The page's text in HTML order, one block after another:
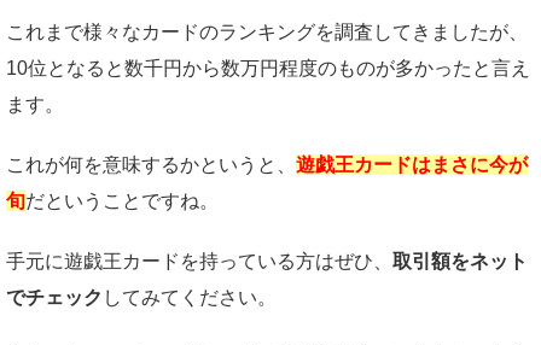
これまで様々なカードのランキングを調査してきましたが、
10位となると数千円から数万円程度のものが多かったと言え
ます。
これが何を意味するかというと、 遊戯王カードはまさに今が
旬だということですね。
手元に遊戯王カードを持っている方はぜひ、 取引額をネット
でチェック してみてください。